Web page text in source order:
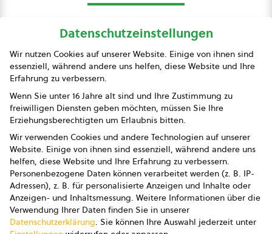
Presse
Impressum
Datenschutz
AGB
AGB Marketing GmbH
AGB Bildung
Newsletter
Datenschutzeinstellungen
Wir nutzen Cookies auf unserer Website. Einige von ihnen sind
essenziell, während andere uns helfen, diese Website und Ihre
Erfahrung zu verbessern.
Wenn Sie unter 16 Jahre alt sind und Ihre Zustimmung zu
freiwilligen Diensten geben möchten, müssen Sie Ihre
Erziehungsberechtigten um Erlaubnis bitten.
Wir verwenden Cookies und andere Technologien auf unserer
Website. Einige von ihnen sind essenziell, während andere uns
helfen, diese Website und Ihre Erfahrung zu verbessern.
Personenbezogene Daten können verarbeitet werden (z. B. IP-
Adressen), z. B. für personalisierte Anzeigen und Inhalte oder
Anzeigen- und Inhaltsmessung. Weitere Informationen über die
Verwendung Ihrer Daten finden Sie in unserer
Datenschutzerklärung. Sie können Ihre Auswahl jederzeit unter